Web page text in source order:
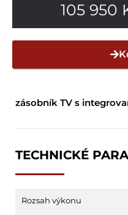
zásobník TV s
TECHNICKÉ
Rozsah výkonu
105 950